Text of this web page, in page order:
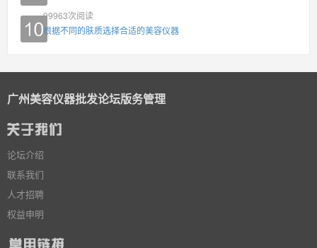
99963次阅读
根据不同的肤质选择合适的美容仪器
广州美容仪器批发论坛版务管理
论坛介绍
联系我们
人才招聘
权益申明